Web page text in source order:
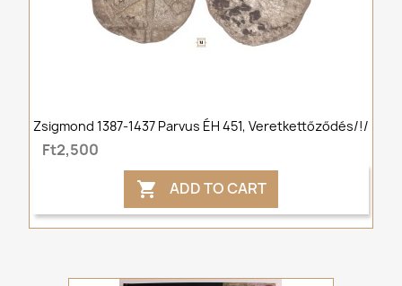
Zsigmond 1387-1437 Parvus ÉH 451, Veretkettőződés/!/
Ft2,500
 ADD TO CART